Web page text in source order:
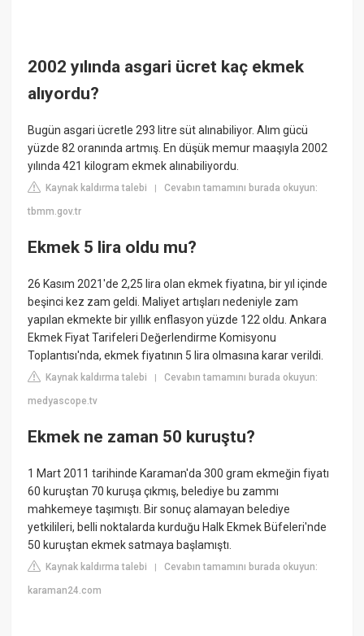
2002 yılında asgari ücret kaç ekmek
alıyordu?
Bugün asgari ücretle 293 litre süt alınabiliyor. Alım gücü
yüzde 82 oranında artmış. En düşük memur maaşıyla 2002
yılında 421 kilogram ekmek alınabiliyordu.
Kaynak kaldırma talebi |Cevabın tamamını burada okuyun:
tbmm.gov.tr
Ekmek 5 lira oldu mu?
26 Kasım 2021'de 2,25 lira olan ekmek fiyatına, bir yıl içinde
beşinci kez zam geldi. Maliyet artışları nedeniyle zam
yapılan ekmekte bir yıllık enflasyon yüzde 122 oldu. Ankara
Ekmek Fiyat Tarifeleri Değerlendirme Komisyonu
Toplantısı'nda, ekmek fiyatının 5 lira olmasına karar verildi.
Kaynak kaldırma talebi |Cevabın tamamını burada okuyun:
medyascope.tv
Ekmek ne zaman 50 kuruştu?
1 Mart 2011 tarihinde Karaman'da 300 gram ekmeğin fiyatı
60 kuruştan 70 kuruşa çıkmış, belediye bu zammı
mahkemeye taşımıştı. Bir sonuç alamayan belediye
yetkilileri, belli noktalarda kurduğu Halk Ekmek Büfeleri'nde
50 kuruştan ekmek satmaya başlamıştı.
Kaynak kaldırma talebi |Cevabın tamamını burada okuyun:
karaman24.com